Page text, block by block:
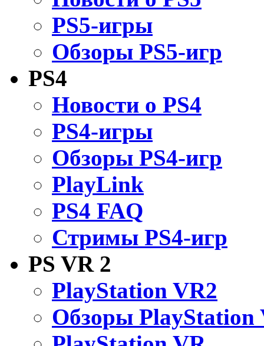
PS5-игры
Обзоры PS5-игр
PS4
Новости о PS4
PS4-игры
Обзоры PS4-игр
PlayLink
PS4 FAQ
Стримы PS4-игр
PS VR 2
PlayStation VR2
Обзоры PlayStation